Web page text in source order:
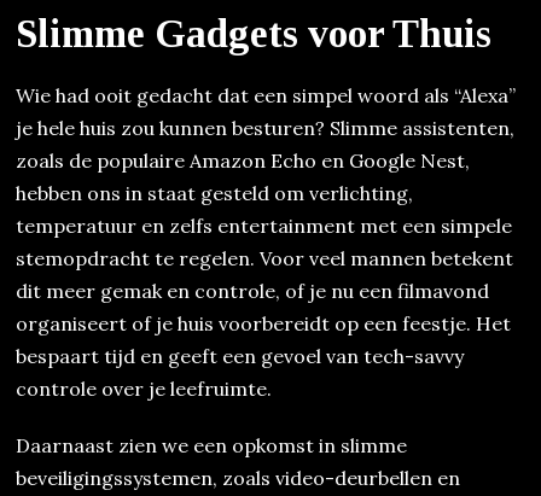
Slimme Gadgets voor Thuis
Wie had ooit gedacht dat een simpel woord als “Alexa”
je hele huis zou kunnen besturen? Slimme assistenten,
zoals de populaire Amazon Echo en Google Nest,
hebben ons in staat gesteld om verlichting,
temperatuur en zelfs entertainment met een simpele
stemopdracht te regelen. Voor veel mannen betekent
dit meer gemak en controle, of je nu een filmavond
organiseert of je huis voorbereidt op een feestje. Het
bespaart tijd en geeft een gevoel van tech-savvy
controle over je leefruimte.
Daarnaast zien we een opkomst in slimme
beveiligingssystemen, zoals video-deurbellen en